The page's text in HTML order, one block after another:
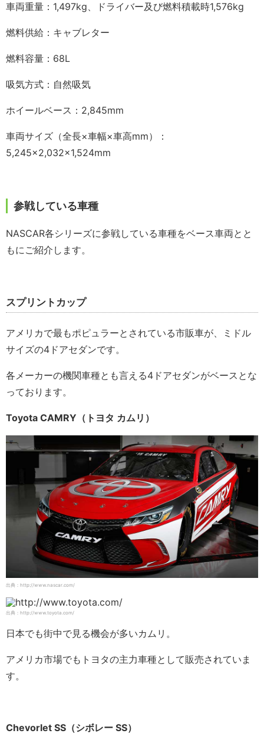
車両重量：1,497kg、ドライバー及び燃料積載時1,576kg
燃料供給：キャブレター
燃料容量：68L
吸気方式：自然吸気
ホイールベース：2,845mm
車両サイズ（全長×車幅×車高mm）：
5,245×2,032×1,524mm
参戦している車種
NASCAR各シリーズに参戦している車種をベース車両とと
もにご紹介します。
スプリントカップ
アメリカで最もポピュラーとされている市販車が、ミドル
サイズの4ドアセダンです。
各メーカーの機関車種とも言える4ドアセダンがベースとな
っております。
Toyota CAMRY（トヨタ カムリ）
出典：http://www.nascar.com/
出典：http://www.toyota.com/
日本でも街中で見る機会が多いカムリ。
アメリカ市場でもトヨタの主力車種として販売されていま
す。
Chevorlet SS（シボレー SS）